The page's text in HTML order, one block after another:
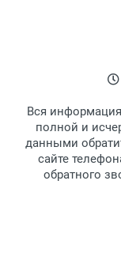
выдачи
второй
После
товара.
Для
Заказ
рабочих
Вся
полной и
данными
сайте
обратного